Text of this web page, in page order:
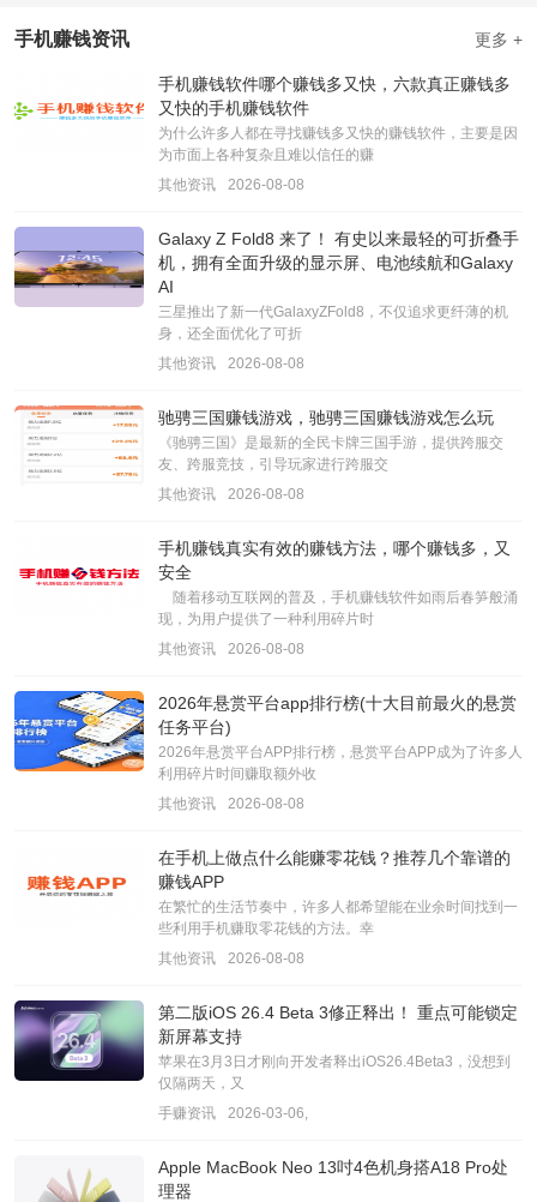
手机赚钱资讯 更多 +
手机赚钱软件哪个赚钱多又快，六款真正赚钱多
又快的手机赚钱软件
为什么许多人都在寻找赚钱多又快的赚钱软件，主要是因
为市面上各种复杂且难以信任的赚
其他资讯
2026-08-08
Galaxy Z Fold8 来了！ 有史以来最轻的可折叠手
机，拥有全面升级的显示屏、电池续航和Galaxy
AI
三星推出了新一代GalaxyZFold8，不仅追求更纤薄的机
身，还全面优化了可折
其他资讯
2026-08-08
驰骋三国赚钱游戏，驰骋三国赚钱游戏怎么玩
《驰骋三国》是最新的全民卡牌三国手游，提供跨服交
友、跨服竞技，引导玩家进行跨服交
其他资讯
2026-08-08
手机赚钱真实有效的赚钱方法，哪个赚钱多，又
安全
随着移动互联网的普及，手机赚钱软件如雨后春笋般涌
现，为用户提供了一种利用碎片时
其他资讯
2026-08-08
2026年悬赏平台app排行榜(十大目前最火的悬赏
任务平台)
2026年悬赏平台APP排行榜，悬赏平台APP成为了许多人
利用碎片时间赚取额外收
其他资讯
2026-08-08
在手机上做点什么能赚零花钱？推荐几个靠谱的
赚钱APP
在繁忙的生活节奏中，许多人都希望能在业余时间找到一
些利用手机赚取零花钱的方法。幸
其他资讯
2026-08-08
第二版iOS 26.4 Beta 3修正释出！ 重点可能锁定
新屏幕支持
苹果在3月3日才刚向开发者释出iOS26.4Beta3，没想到
仅隔两天，又
手赚资讯
2026-03-06,
Apple MacBook Neo 13吋4色机身搭A18 Pro处
理器